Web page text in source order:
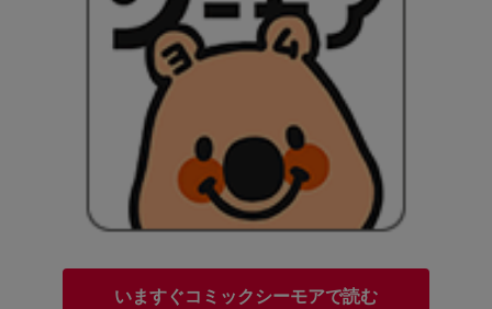
いますぐコミックシーモアで読む